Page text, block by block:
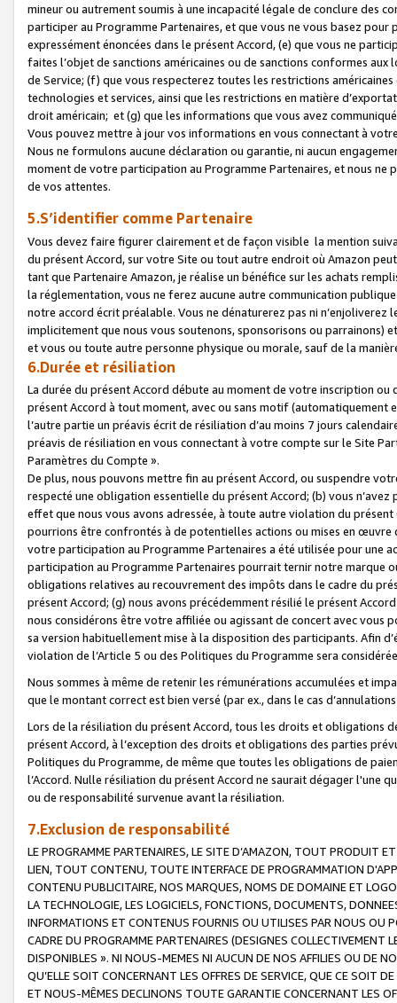
mineur ou autrement soumis à une incapacité légale de conclure des
participer au Programme Partenaires, et que vous ne vous basez
expressément énoncées dans le présent Accord, (e) que vous ne
faites l’objet de sanctions américaines ou de sanctions conformes
de Service; (f) que vous respecterez toutes les restrictions
technologies et services, ainsi que les restrictions en matière
droit américain; et (g) que les informations que vous avez
Vous pouvez mettre à jour vos informations en vous connectant à
Nous ne formulons aucune déclaration ou garantie, ni aucun
moment de votre participation au Programme Partenaires, et nous
de vos attentes.
5.S’identifier comme Partenaire
Vous devez faire figurer clairement et de façon visible la mention
du présent Accord, sur votre Site ou tout autre endroit où Amazon
tant que Partenaire Amazon, je réalise un bénéfice sur les achats
la réglementation, vous ne ferez aucune autre communication
notre accord écrit préalable. Vous ne dénaturerez pas ni
implicitement que nous vous soutenons, sponsorisons ou parrainons)
et vous ou toute autre personne physique ou morale, sauf de la
6.Durée et résiliation
La durée du présent Accord débute au moment de votre inscription
présent Accord à tout moment, avec ou sans motif (automatiquement
l’autre partie un préavis écrit de résiliation d’au moins 7 jours
préavis de résiliation en vous connectant à votre compte sur le Site
Paramètres du Compte ».
De plus, nous pouvons mettre fin au présent Accord, ou suspendre
respecté une obligation essentielle du présent Accord; (b) vous
effet que nous vous avons adressée, à toute autre violation du
pourrions être confrontés à de potentielles actions ou mises en
votre participation au Programme Partenaires a été utilisée pour une
participation au Programme Partenaires pourrait ternir notre marque
obligations relatives au recouvrement des impôts dans le cadre du
présent Accord; (g) nous avons précédemment résilié le présent
nous considérons être votre affiliée ou agissant de concert avec vous
sa version habituellement mise à la disposition des participants. Afin
violation de l’Article 5 ou des Politiques du Programme sera
Nous sommes à même de retenir les rémunérations accumulées et
que le montant correct est bien versé (par ex., dans le cas
Lors de la résiliation du présent Accord, tous les droits et obligations
présent Accord, à l’exception des droits et obligations des parties
Politiques du Programme, de même que toutes les obligations de
l’Accord. Nulle résiliation du présent Accord ne saurait dégager l'une
ou de responsabilité survenue avant la résiliation.
7.Exclusion de responsabilité
LE PROGRAMME PARTENAIRES, LE SITE D’AMAZON, TOUT PRODUIT
LIEN, TOUT CONTENU, TOUTE INTERFACE DE PROGRAMMATION
CONTENU PUBLICITAIRE, NOS MARQUES, NOMS DE DOMAINE ET
LA TECHNOLOGIE, LES LOGICIELS, FONCTIONS, DOCUMENTS,
INFORMATIONS ET CONTENUS FOURNIS OU UTILISES PAR NOUS OU
CADRE DU PROGRAMME PARTENAIRES (DESIGNES COLLECTIVEMENT
DISPONIBLES ». NI NOUS-MEMES NI AUCUN DE NOS AFFILIES OU DE
QU’ELLE SOIT CONCERNANT LES OFFRES DE SERVICE, QUE CE SOIT
ET NOUS-MÊMES DECLINONS TOUTE GARANTIE CONCERNANT LES